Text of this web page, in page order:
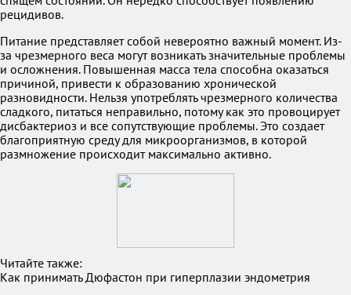
рецидивов.
Питание представляет собой невероятно важный момент. Из-
за чрезмерного веса могут возникать значительные проблемы
и осложнения. Повышенная масса тела способна оказаться
причиной, привести к образованию хронической
разновидности. Нельзя употреблять чрезмерного количества
сладкого, питаться неправильно, потому как это провоцирует
дисбактериоз и все сопутствующие проблемы. Это создает
благоприятную среду для микроорганизмов, в которой
размножение происходит максимально активно.
Читайте также:
Как принимать Дюфастон при гиперплазии эндометрия